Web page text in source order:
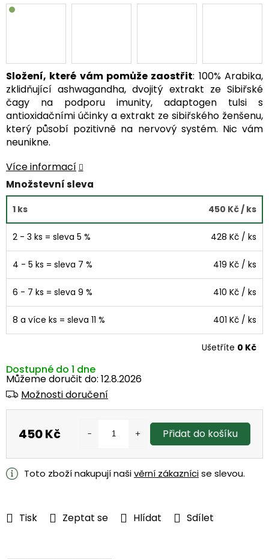
Množstevní sleva
1 ks 450 Kč / ks
2 - 3 ks = sleva 5 % 428 Kč / ks
4 - 5 ks = sleva 7 % 419 Kč / ks
6 - 7 ks = sleva 9 % 410 Kč / ks
8 a více ks = sleva 11 % 401 Kč / ks
Ušetříte 0 Kč
Složení, které vám pomůže zaostřit: 100% Arabika,
zklidňující ashwagandha, dvojitý extrakt ze Sibiřské
čagy na podporu imunity, adaptogen tulsi s
antioxidačními účinky a extrakt ze sibiřského ženšenu,
který působí pozitivně na nervový systém. Nic vám
neunikne.
Více informací
Tisk Zeptat se Hlídat Sdílet
Můžeme doručit do: 12.8.2026
Možnosti doručení
Dostupné do 1 dne
450 Kč
cena:
Přidat do košíku
Toto zboží nakupují našivěrní zákaznícise slevou.